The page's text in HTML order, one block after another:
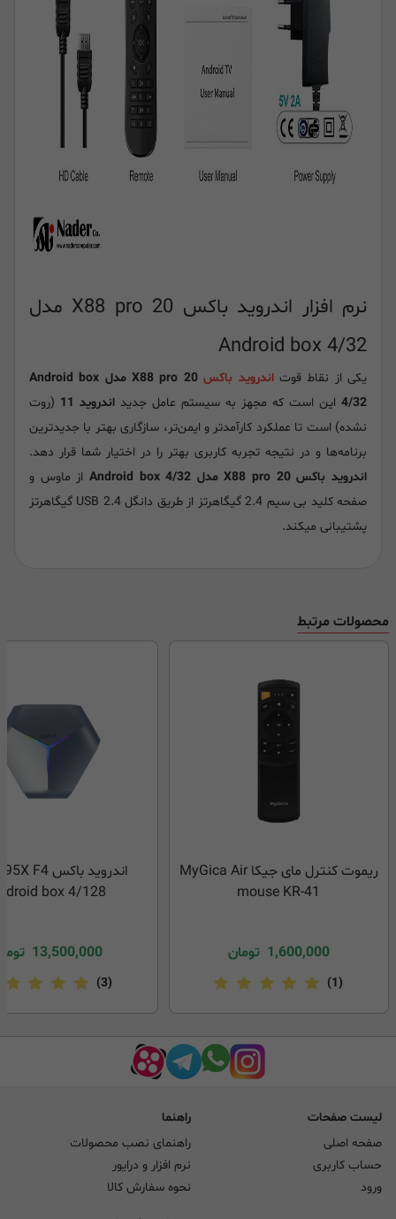
نرم افزار اندروید باکس X88 pro 20 مدل
Android box 4/32
یکی از نقاط قوتاندروید باکس
X88 pro 20 مدل Android box
4/32 این است که مجهز به سیستم عامل جدید اندروید 11
(روت
نشده) است تا عملکرد کارآمدتر و ایمن‌تر، سازگاری بهتر با جدیدترین
برنامه‌ها و در نتیجه تجربه کاربری بهتر را در اختیار شما قرار دهد.
اندروید باکس X88 pro 20 مدل Android box 4/32
از ماوس و
صفحه کلید بی سیم 2.4 گیگاهرتز از طریق دانگل USB 2.4 گیگاهرتز
پشتیبانی میکند.
محصولات مرتبط
ریموت کنترل مای جیکا MyGica Air
mouse KR-41
1,600,000 تومان
(1)
box 4/128
13,500,000
(3)
لیست صفحات
صفحه اصلی
حساب کاربری
ورود
راهنما
راهنمای نصب محصولات
نرم افزار و درایور
نحوه سفارش کالا